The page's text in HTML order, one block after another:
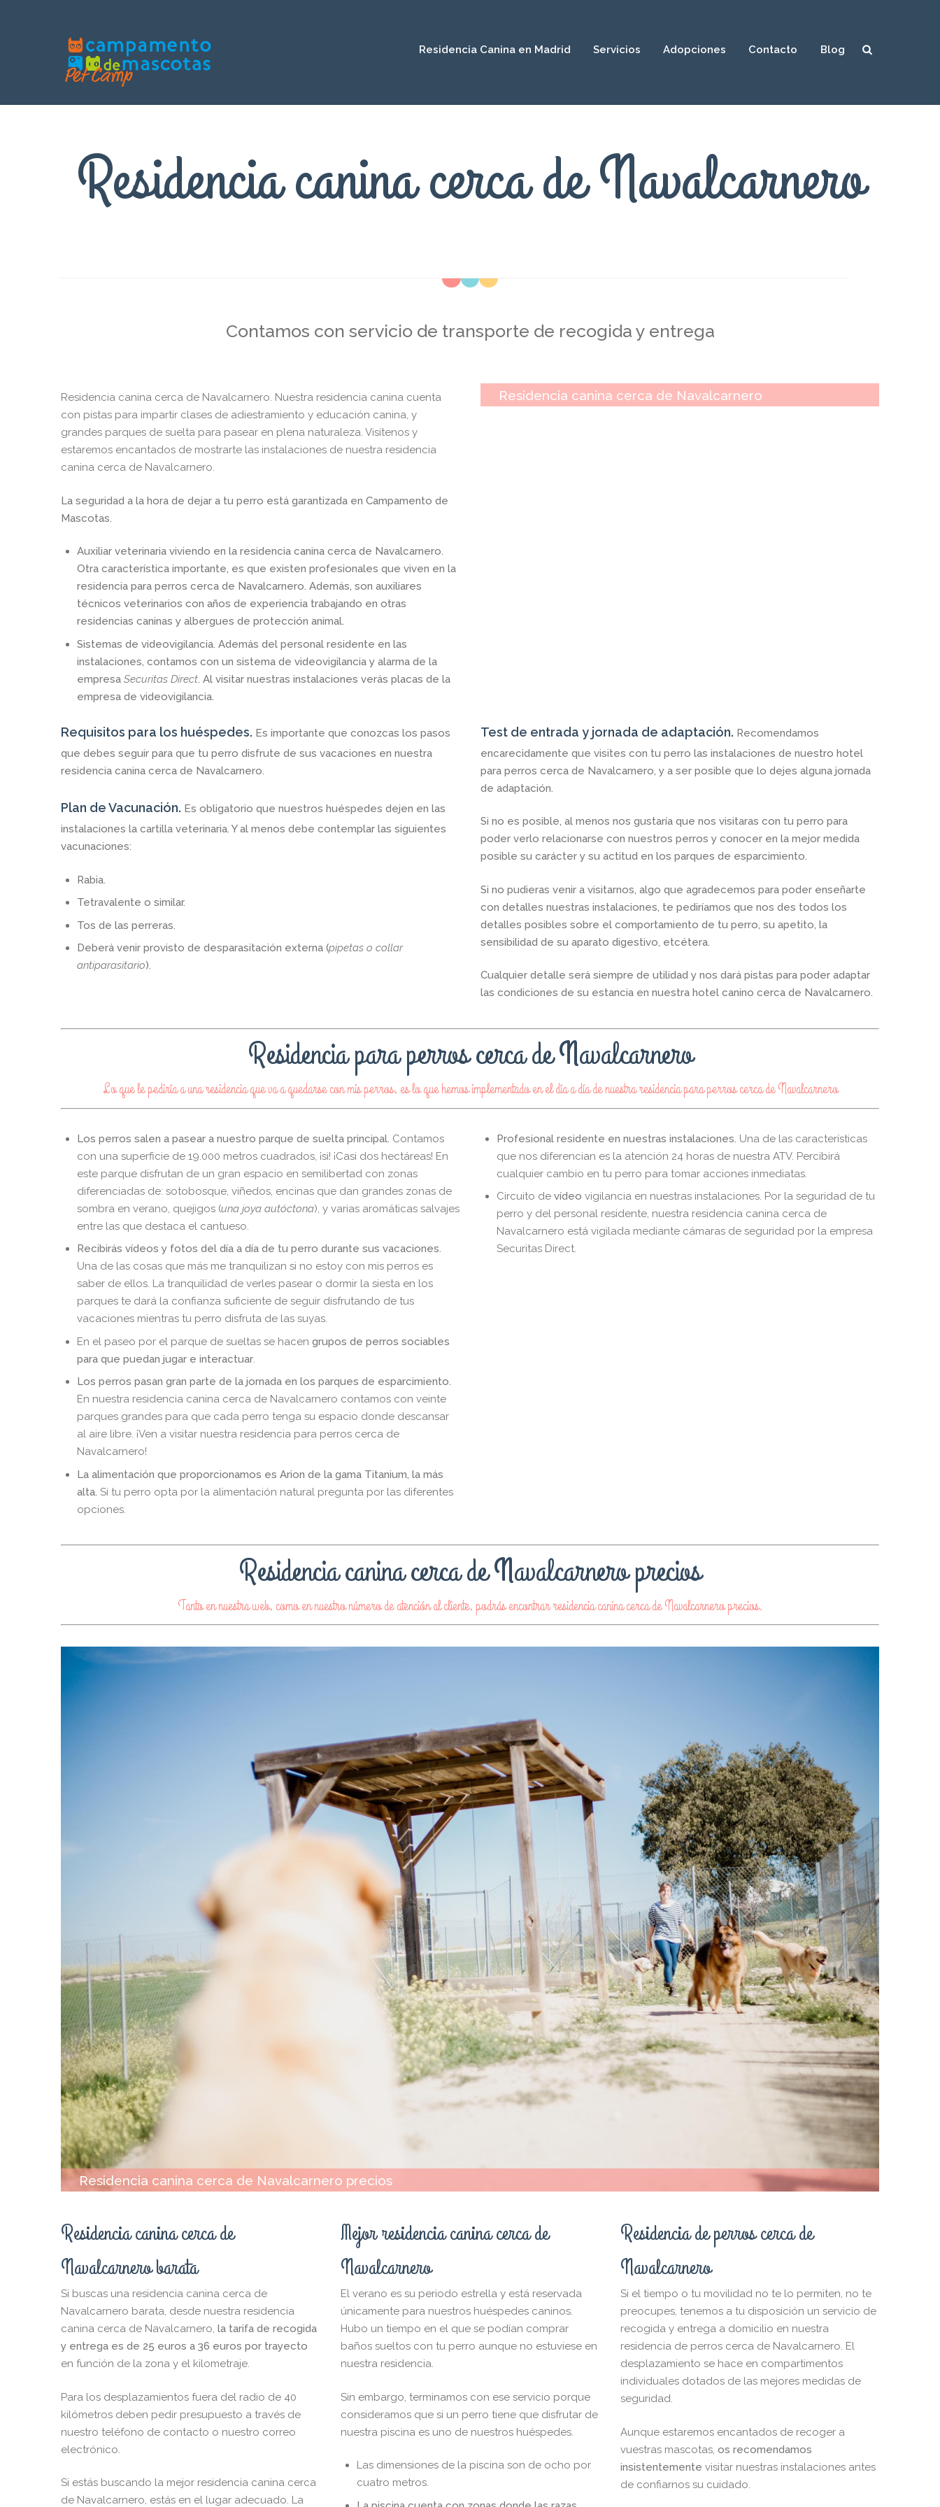
Residencia Canina en Madrid Servicios Adopciones Contacto
Blog
Residencia canina cerca de Navalcarnero
Contamos con servicio de transporte de recogida y entrega
Residencia canina cerca de Navalcarnero. Nuestra residencia canina cuenta
con pistas para impartir clases de adiestramiento y educación canina, y
grandes parques de suelta para pasear en plena naturaleza. Visítenos y
estaremos encantados de mostrarte las instalaciones de nuestra residencia
canina cerca de Navalcarnero.
La seguridad a la hora de dejar a tu perro está garantizada en Campamento de
Mascotas.
Auxiliar veterinaria viviendo en la residencia canina cerca de Navalcarnero.
Otra característica importante, es que existen profesionales que viven en la
residencia para perros cerca de Navalcarnero. Además, son auxiliares
técnicos veterinarios con años de experiencia trabajando en otras
residencias caninas y albergues de protección animal.
Sistemas de videovigilancia. Además del personal residente en las
instalaciones, contamos con un sistema de videovigilancia y alarma de la
empresa Securitas Direct. Al visitar nuestras instalaciones verás placas de la
empresa de videovigilancia.
Residencia canina cerca de Navalcarnero
Requisitos para los huéspedes. Es importante que conozcas los pasos
que debes seguir para que tu perro disfrute de sus vacaciones en nuestra
residencia canina cerca de Navalcarnero.
Plan de Vacunación. Es obligatorio que nuestros huéspedes dejen en las
instalaciones la cartilla veterinaria. Y al menos debe contemplar las siguientes
vacunaciones:
Rabia.
Tetravalente o similar.
Tos de las perreras.
Deberá venir provisto de desparasitación externa (pipetas o collar
antiparasitario).
Test de entrada y jornada de adaptación. Recomendamos
encarecidamente que visites con tu perro las instalaciones de nuestro hotel
para perros cerca de Navalcarnero, y a ser posible que lo dejes alguna jornada
de adaptación.
Si no es posible, al menos nos gustaría que nos visitaras con tu perro para
poder verlo relacionarse con nuestros perros y conocer en la mejor medida
posible su carácter y su actitud en los parques de esparcimiento.
Si no pudieras venir a visitarnos, algo que agradecemos para poder enseñarte
con detalles nuestras instalaciones, te pediríamos que nos des todos los
detalles posibles sobre el comportamiento de tu perro, su apetito, la
sensibilidad de su aparato digestivo, etcétera.
Cualquier detalle será siempre de utilidad y nos dará pistas para poder adaptar
las condiciones de su estancia en nuestra hotel canino cerca de Navalcarnero.
Residencia para perros cerca de Navalcarnero
Lo que le pediría a una residencia que va a quedarse con mis perros, es lo que hemos implementado en el día a día de nuestra residencia para perros cerca de Navalcarnero
Los perros salen a pasear a nuestro parque de suelta principal. Contamos
con una superficie de 19.000 metros cuadrados, ¡si! ¡Casi dos hectáreas! En
este parque disfrutan de un gran espacio en semilibertad con zonas
diferenciadas de: sotobosque, viñedos, encinas que dan grandes zonas de
sombra en verano, quejigos (una joya autóctona), y varias aromáticas salvajes
entre las que destaca el cantueso.
Recibirás vídeos y fotos del día a día de tu perro durante sus vacaciones.
Una de las cosas que más me tranquilizan si no estoy con mis perros es
saber de ellos. La tranquilidad de verles pasear o dormir la siesta en los
parques te dará la confianza suficiente de seguir disfrutando de tus
vacaciones mientras tu perro disfruta de las suyas.
En el paseo por el parque de sueltas se hacen grupos de perros sociables
para que puedan jugar e interactuar.
Los perros pasan gran parte de la jornada en los parques de esparcimiento.
En nuestra residencia canina cerca de Navalcarnero contamos con veinte
parques grandes para que cada perro tenga su espacio donde descansar
al aire libre. ¡Ven a visitar nuestra residencia para perros cerca de
Navalcarnero!
La alimentación que proporcionamos es Arion de la gama Titanium, la más
alta. Si tu perro opta por la alimentación natural pregunta por las diferentes
opciones.
Profesional residente en nuestras instalaciones. Una de las características
que nos diferencian es la atención 24 horas de nuestra ATV. Percibirá
cualquier cambio en tu perro para tomar acciones inmediatas.
Circuito de vídeo vigilancia en nuestras instalaciones. Por la seguridad de tu
perro y del personal residente, nuestra residencia canina cerca de
Navalcarnero está vigilada mediante cámaras de seguridad por la empresa
Securitas Direct.
Residencia canina cerca de Navalcarnero precios
Tanto en nuestra web, como en nuestro número de atención al cliente, podrás encontrar residencia canina cerca de Navalcarnero precios.
Residencia canina cerca de Navalcarnero precios
Residencia canina cerca de
Navalcarnero barata
Si buscas una residencia canina cerca de
Navalcarnero barata, desde nuestra residencia
canina cerca de Navalcarnero, la tarifa de recogida
y entrega es de 25 euros a 36 euros por trayecto
en función de la zona y el kilometraje.
Para los desplazamientos fuera del radio de 40
kilómetros deben pedir presupuesto a través de
nuestro teléfono de contacto o nuestro correo
electrónico.
Si estás buscando la mejor residencia canina cerca
de Navalcarnero, estás en el lugar adecuado. La
Mejor residencia canina cerca de
Navalcarnero
El verano es su periodo estrella y está reservada
únicamente para nuestros huéspedes caninos.
Hubo un tiempo en el que se podían comprar
baños sueltos con tu perro aunque no estuviese en
nuestra residencia.
Sin embargo, terminamos con ese servicio porque
consideramos que si un perro tiene que disfrutar de
nuestra piscina es uno de nuestros huéspedes.
Las dimensiones de la piscina son de ocho por
cuatro metros.
Residencia de perros cerca de
Navalcarnero
Si el tiempo o tu movilidad no te lo permiten, no te
preocupes, tenemos a tu disposición un servicio de
recogida y entrega a domicilio en nuestra
residencia de perros cerca de Navalcarnero. El
desplazamiento se hace en compartimentos
individuales dotados de las mejores medidas de
seguridad.
Aunque estaremos encantados de recoger a
vuestras mascotas, os recomendamos
insistentemente visitar nuestras instalaciones antes
de confiarnos su cuidado.